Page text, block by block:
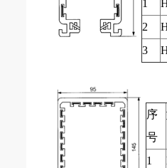
1
2
3
序
号
1